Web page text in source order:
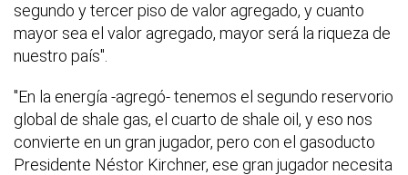
segundo y tercer piso de valor agregado, y cuanto
mayor sea el valor agregado, mayor será la riqueza de
nuestro país".
"En la energía -agregó- tenemos el segundo reservorio
global de shale gas, el cuarto de shale oil, y eso nos
convierte en un gran jugador, pero con el gasoducto
Presidente Néstor Kirchner, ese gran jugador necesita